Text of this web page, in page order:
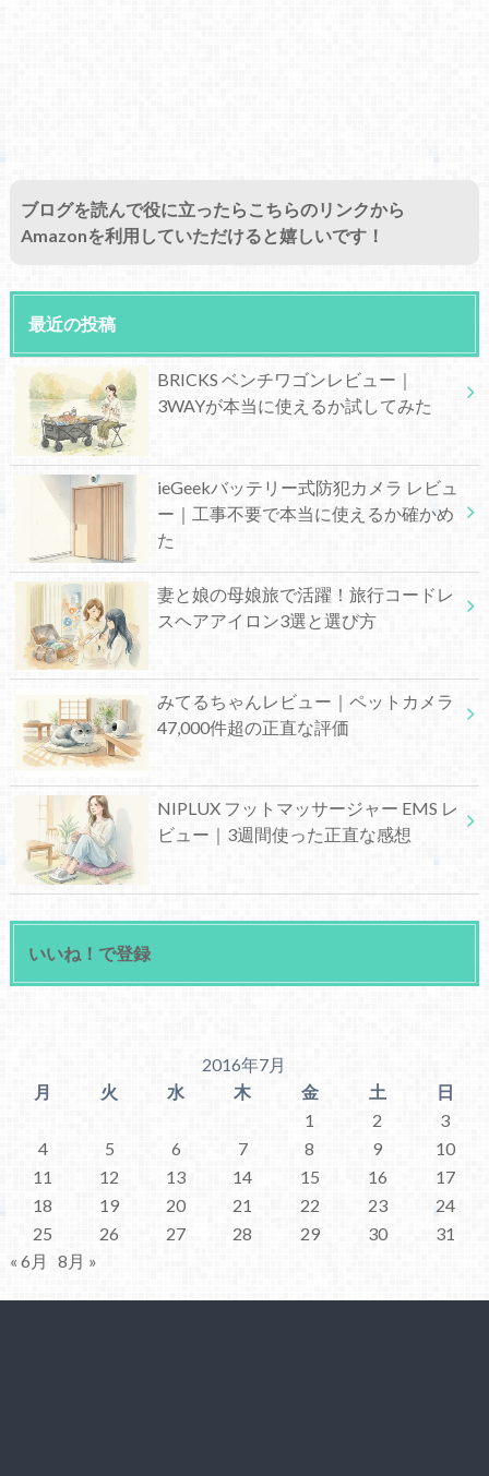
ブログを読んで役に立ったらこちらのリンクから
Amazonを利用していただけると嬉しいです！
最近の投稿
BRICKS ベンチワゴンレビュー｜
3WAYが本当に使えるか試してみた
ieGeekバッテリー式防犯カメラ レビュ
ー｜工事不要で本当に使えるか確かめ
た
妻と娘の母娘旅で活躍！旅行コードレ
スヘアアイロン3選と選び方
みてるちゃんレビュー｜ペットカメラ
47,000件超の正直な評価
NIPLUX フットマッサージャー EMS レ
ビュー｜3週間使った正直な感想
いいね！で登録
2016年7月
月
火 水 木 金 土
日
1
2
3
4
5 6 7 8 9
10
11
12 13 14 15 16
17
18
19 20 21 22 23
24
25
26 27 28 29 30
31
« 6月
8月 »